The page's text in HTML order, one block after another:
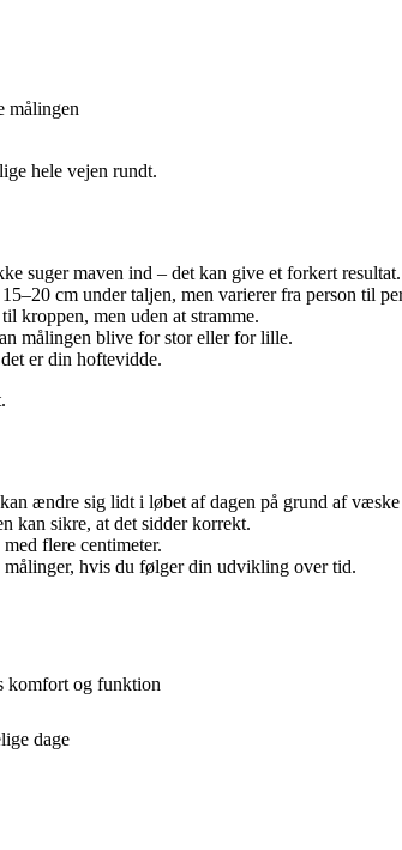
målingen
hele vejen rundt.
suger maven ind – det kan give et forkert resultat.
cm under taljen, men varierer fra person til
kroppen, men uden at stramme.
målingen blive for stor eller for lille.
er din hoftevidde.
ændre sig lidt i løbet af dagen på grund af
kan sikre, at det sidder korrekt.
flere centimeter.
målinger, hvis du følger din udvikling over tid.
komfort og funktion
dage